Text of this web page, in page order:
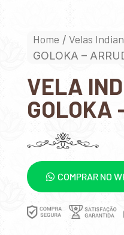
Home / Velas
GOLOKA –
VELA
GOLOKA
COMPRAR NO